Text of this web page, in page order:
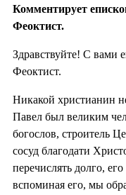
Комментирует
Феоктист.
Здравствуйте! С вами
Феоктист.
Никакой христианин
Павел был великим
богослов, строитель
сосуд благодати
перечислять долго,
вспоминая его, мы